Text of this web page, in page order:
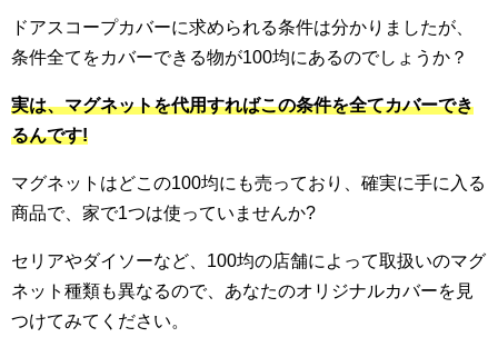
ドアスコープカバーに求められる条件は分かりましたが、
条件全てをカバーできる物が100均にあるのでしょうか？
実は、マグネットを代用すればこの条件を全てカバーでき
るんです!
マグネットはどこの100均にも売っており、確実に手に入る
商品で、家で1つは使っていませんか?
セリアやダイソーなど、100均の店舗によって取扱いのマグ
ネット種類も異なるので、あなたのオリジナルカバーを見
つけてみてください。